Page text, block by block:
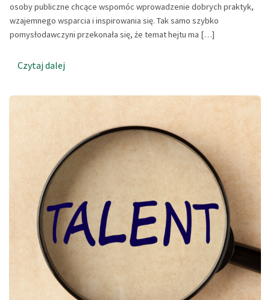
osoby publiczne chcące wspomóc wprowadzenie dobrych praktyk,
wzajemnego wsparcia i inspirowania się. Tak samo szybko
pomysłodawczyni przekonała się, że temat hejtu ma […]
Czytaj dalej